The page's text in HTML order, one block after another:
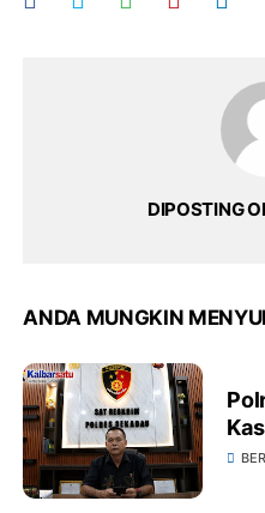
DIPOSTING
ANDA MUNGKIN